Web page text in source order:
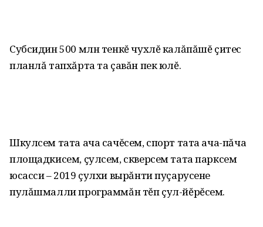
Субсидин 500 млн тенкĕ чухлĕ калăпăшĕ çитес
планлă тапхăрта та çавăн пек юлĕ.
Шкулсем тата ача сачĕсем, спорт тата ача-пăча
площадкисем, çулсем, скверсем тата парксем
юсасси – 2019 çулхи вырăнти пуçарусене
пулăшмалли программăн тĕп çул-йĕрĕсем.